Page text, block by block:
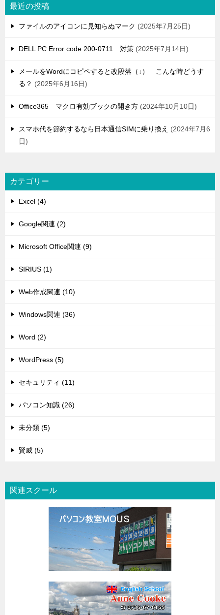
最近の投稿
ファイルのアイコンに見知らぬマーク 2025年7月25日
DELL PC Error code 200-0711 対策 2025年7月14日
メールをWordにコピペすると改段落（↓） こんな時どうす
る？
2025年6月16日
Office365 マクロ有効ブックの開き方 2024年10月10日
スマホ代を節約するなら日本通信SIMに乗り換え
2024年7月6
日
カテゴリー
Excel (4)
Google関連 (2)
Microsoft Office関連 (9)
SIRIUS (1)
Web作成関連 (10)
Windows関連 (36)
Word (2)
WordPress (5)
セキュリティ (11)
パソコン知識 (26)
未分類 (5)
賢威 (5)
関連スクール